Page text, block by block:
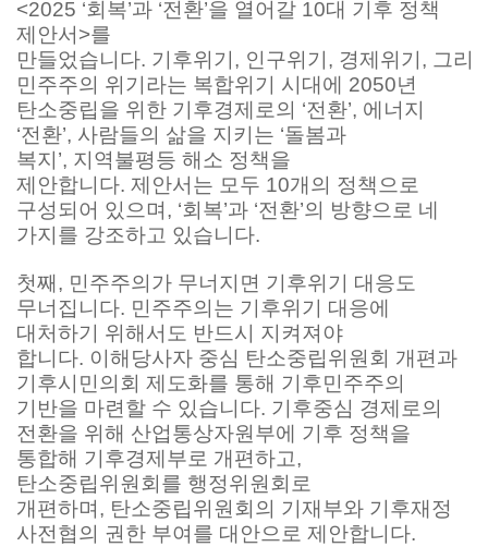
<2025 ‘회복’과 ‘전환’을 열어갈 10대 기후 정책
제안서>를
만들었습니다. 기후위기, 인구위기, 경제위기, 그리
민주주의 위기라는 복합위기 시대에 2050년
탄소중립을 위한 기후경제로의 ‘전환’, 에너지
‘전환’, 사람들의 삶을 지키는 ‘돌봄과
복지’, 지역불평등 해소 정책을
제안합니다. 제안서는 모두 10개의 정책으로
구성되어 있으며, ‘회복’과 ‘전환’의 방향으로 네
가지를 강조하고 있습니다.
첫째, 민주주의가 무너지면 기후위기 대응도
무너집니다. 민주주의는 기후위기 대응에
대처하기 위해서도 반드시 지켜져야
합니다. 이해당사자 중심 탄소중립위원회 개편과
기후시민의회 제도화를 통해 기후민주주의
기반을 마련할 수 있습니다. 기후중심 경제로의
전환을 위해 산업통상자원부에 기후 정책을
통합해 기후경제부로 개편하고,
탄소중립위원회를 행정위원회로
개편하며, 탄소중립위원회의 기재부와 기후재정
사전협의 권한 부여를 대안으로 제안합니다.